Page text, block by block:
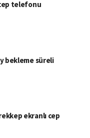
telefonu
bekleme süreli
ekranlı cep